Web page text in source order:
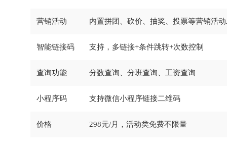
营销活动 内置拼团、砍价、抽奖、投票等营销活
智能链接码 支持，多链接+条件跳转+次数控制
查询功能 分数查询、分班查询、工资查询
小程序码 支持微信小程序链接二维码
价格 298元/月，活动类免费不限量